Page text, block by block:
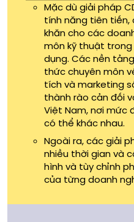
Mặc dù giải pháp
tính năng tiên tiến,
khăn cho các
môn kỹ thuật trong
dụng. Các nền
thức chuyên môn
tích và marketing
thành rào cản đối
Việt Nam, nơi mức
có thể khác nhau.
Ngoài ra, các giải
nhiều thời gian và
hình và tùy chỉnh
của từng doanh